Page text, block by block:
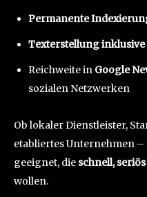
Permanente
Texterstellung
Reichweite in Google
sozialen Netzwerken
Ob lokaler Dienstleister,
etabliertes Unternehmen
geeignet, die schnell,
wollen.